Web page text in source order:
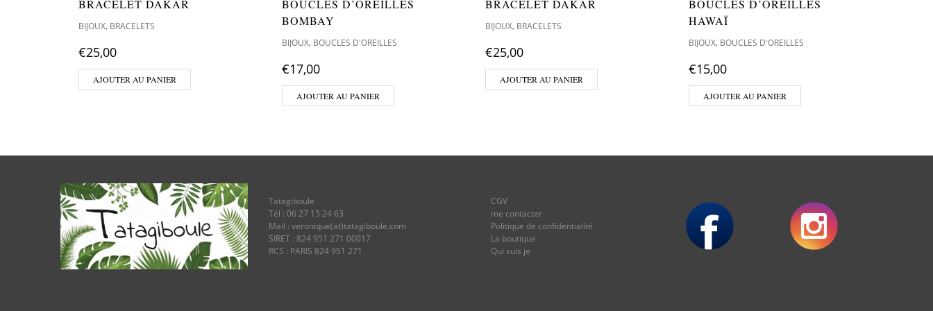
BRACELET DAKAR
BIJOUX, BRACELETS
€25,00
AJOUTER AU PANIER
BOUCLES D’OREILLES
BOMBAY
BIJOUX, BOUCLES D'OREILLES
€17,00
AJOUTER AU PANIER
BRACELET DAKAR
BIJOUX, BRACELETS
€25,00
AJOUTER AU PANIER
BOUCLES D’OREILLES
HAWAÏ
BIJOUX, BOUCLES D'OREILLES
€15,00
AJOUTER AU PANIER
Tatagiboule
Tél : 06 27 15 24 63
Mail : veronique(at)tatagiboule.com
SIRET : 824 951 271 00017
RCS : PARIS 824 951 271
CGV
me contacter
Politique de confidentialité
La boutique
Qui suis je